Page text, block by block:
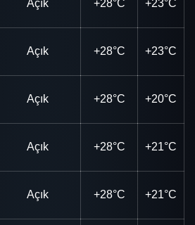
Açık +28°C +23°C
Açık +28°C +23°C
Açık +28°C +20°C
Açık +28°C +21°C
Açık +28°C +21°C